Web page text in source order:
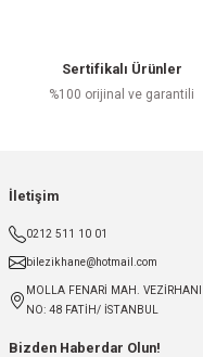
Sertifikalı Ürünler
%100 orijinal ve garantili
İletişim
0212 511 10 01
bilezikhane@hotmail.com
MOLLA FENARİ MAH.
NO: 48 FATİH/ İSTANBUL
Bizden Haberdar Olun!